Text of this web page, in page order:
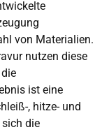
von Materialien.
nutzen diese
ist eine
, hitze- und
die